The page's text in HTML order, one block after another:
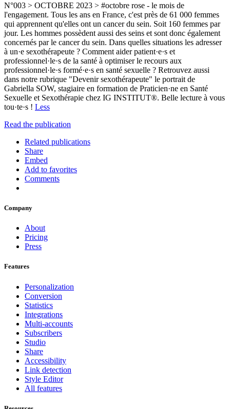
N°003 > OCTOBRE 2023 > #octobre rose - le mois de
l'engagement. Tous les ans en France, c'est près de 61 000 femmes
qui apprennent qu'elles ont un cancer du sein. Soit 160 femmes par
jour. Les hommes possèdent aussi des seins et sont donc également
concernés par le cancer du sein. Dans quelles situations les adresser
à un·e sexothérapeute ? Comment aider patient·e·s et
professionnel·le·s de la santé à optimiser le recours aux
professionnel·le·s formé·e·s en santé sexuelle ? Retrouvez aussi
dans notre rubrique "Devenir sexothérapeute" le portrait de
Gabriella SOW, stagiaire en formation de Praticien·ne en Santé
Sexuelle et Sexothérapie chez IG INSTITUT®. Belle lecture à vous
tou·te·s ! Less
Read the publication
Related publications
Share
Embed
Add to favorites
Comments
Company
About
Pricing
Press
Features
Personalization
Conversion
Statistics
Integrations
Multi-accounts
Subscribers
Studio
Share
Accessibility
Link detection
Style Editor
All features